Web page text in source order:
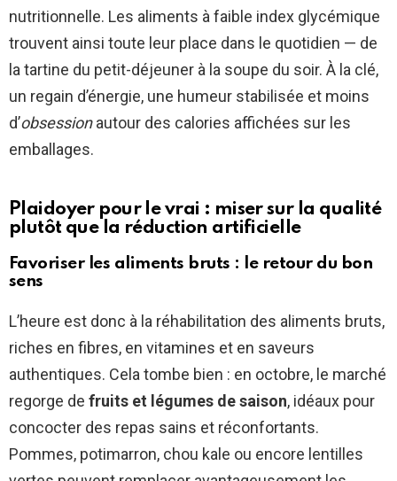
nutritionnelle. Les aliments à faible index glycémique
trouvent ainsi toute leur place dans le quotidien — de
la tartine du petit-déjeuner à la soupe du soir. À la clé,
un regain d’énergie, une humeur stabilisée et moins
d’obsessionautour des calories affichées sur les
emballages.
Plaidoyer pour le vrai : miser sur la qualité
plutôt que la réduction artificielle
Favoriser les aliments bruts : le retour du bon
sens
L’heure est donc à la réhabilitation des aliments bruts,
riches en fibres, en vitamines et en saveurs
authentiques. Cela tombe bien : en octobre, le marché
regorge de fruits et légumes de saison, idéaux pour
concocter des repas sains et réconfortants.
Pommes, potimarron, chou kale ou encore lentilles